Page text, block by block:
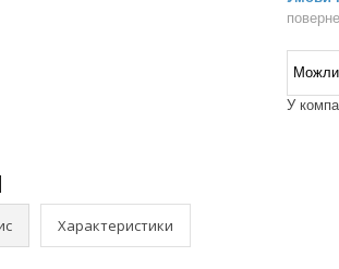
У
Характеристики